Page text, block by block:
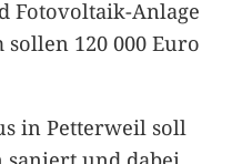
Fotovoltaik-Anlage
120 000 Euro
in Petterweil soll